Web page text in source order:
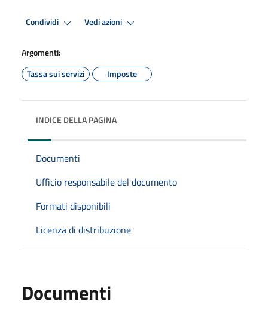
Condividi Vedi azioni
Argomenti:
Tassa sui servizi
Imposte
INDICE DELLA PAGINA
Documenti
Ufficio responsabile del documento
Formati disponibili
Licenza di distribuzione
Documenti